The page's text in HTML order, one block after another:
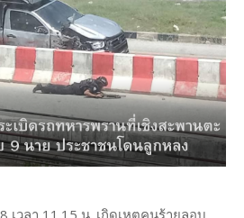
เวลา 11.15 น. เกิดเหตุคนร้ายลอบ